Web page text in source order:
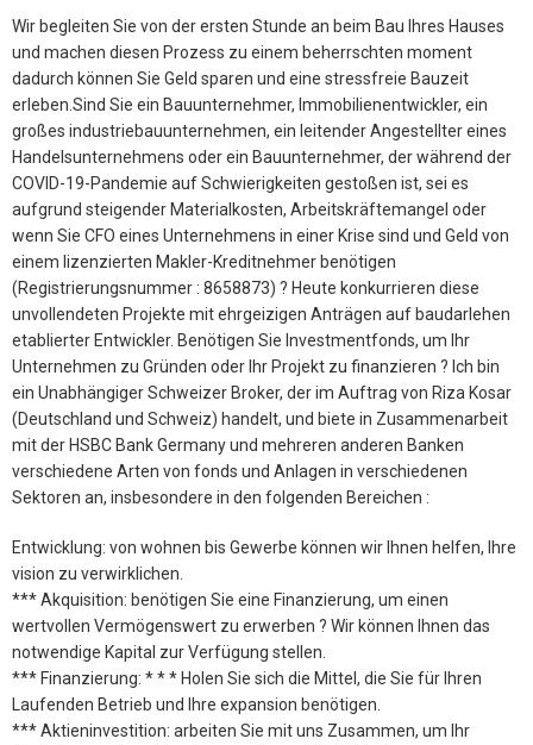
Wir begleiten Sie von der ersten Stunde an beim Bau Ihres Hauses
und machen diesen Prozess zu einem beherrschten moment
dadurch können Sie Geld sparen und eine stressfreie Bauzeit
erleben.Sind Sie ein Bauunternehmer, Immobilienentwickler, ein
großes industriebauunternehmen, ein leitender Angestellter eines
Handelsunternehmens oder ein Bauunternehmer, der während der
COVID-19-Pandemie auf Schwierigkeiten gestoßen ist, sei es
aufgrund steigender Materialkosten, Arbeitskräftemangel oder
wenn Sie CFO eines Unternehmens in einer Krise sind und Geld von
einem lizenzierten Makler-Kreditnehmer benötigen
(Registrierungsnummer : 8658873) ? Heute konkurrieren diese
unvollendeten Projekte mit ehrgeizigen Anträgen auf baudarlehen
etablierter Entwickler. Benötigen Sie Investmentfonds, um Ihr
Unternehmen zu Gründen oder Ihr Projekt zu finanzieren ? Ich bin
ein Unabhängiger Schweizer Broker, der im Auftrag von Riza Kosar
(Deutschland und Schweiz) handelt, und biete in Zusammenarbeit
mit der HSBC Bank Germany und mehreren anderen Banken
verschiedene Arten von fonds und Anlagen in verschiedenen
Sektoren an, insbesondere in den folgenden Bereichen :
Entwicklung: von wohnen bis Gewerbe können wir Ihnen helfen, Ihre
vision zu verwirklichen.
*** Akquisition: benötigen Sie eine Finanzierung, um einen
wertvollen Vermögenswert zu erwerben ? Wir können Ihnen das
notwendige Kapital zur Verfügung stellen.
*** Finanzierung: * * * Holen Sie sich die Mittel, die Sie für Ihren
Laufenden Betrieb und Ihre expansion benötigen.
*** Aktieninvestition: arbeiten Sie mit uns Zusammen, um Ihr